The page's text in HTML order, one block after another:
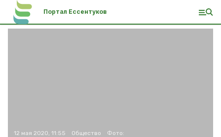
Портал Ессентуков
12 мая 2020, 11:55 Общество Фото: